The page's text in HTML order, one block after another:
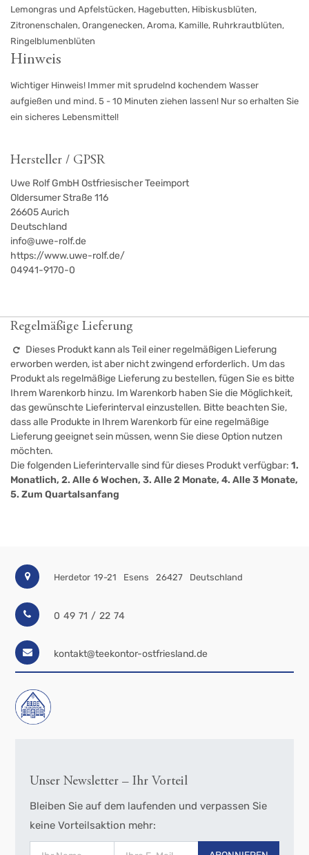
Lemongras und Apfelstücken, Hagebutten, Hibiskusblüten,
Zitronenschalen, Orangenecken, Aroma, Kamille, Ruhrkrautblüten,
Ringelblumenblüten
Hinweis
Wichtiger Hinweis! Immer mit sprudelnd kochendem Wasser
aufgießen und mind. 5 - 10 Minuten ziehen lassen! Nur so erhalten Sie
ein sicheres Lebensmittel!
Hersteller / GPSR
Uwe Rolf GmbH Ostfriesischer Teeimport
Oldersumer Straße 116
26605Aurich
Deutschland
info@uwe-rolf.de
https://www.uwe-rolf.de/
04941-9170-0
Regelmäßige Lieferung
Dieses Produkt kann als Teil einer regelmäßigen Lieferung
erworben werden, ist aber nicht zwingend erforderlich. Um das
Produkt als regelmäßige Lieferung zu bestellen, fügen Sie es bitte
Ihrem Warenkorb hinzu. Im Warenkorb haben Sie die Möglichkeit,
das gewünschte Lieferinterval einzustellen. Bitte beachten Sie,
dass alle Produkte in Ihrem Warenkorb für eine regelmäßige
Lieferung geeignet sein müssen, wenn Sie diese Option nutzen
möchten.
Die folgenden Lieferintervalle sind für dieses Produkt verfügbar: 1.
Monatlich, 2. Alle 6 Wochen, 3. Alle 2 Monate, 4. Alle 3 Monate,
5. Zum Quartalsanfang
Herdetor 19-21 Esens 26427 Deutschland
0 49 71 / 22 74
kontakt@teekontor-ostfriesland.de
Unser Newsletter – Ihr Vorteil
Bleiben Sie auf dem laufenden und verpassen Sie
keine Vorteilsaktion mehr: